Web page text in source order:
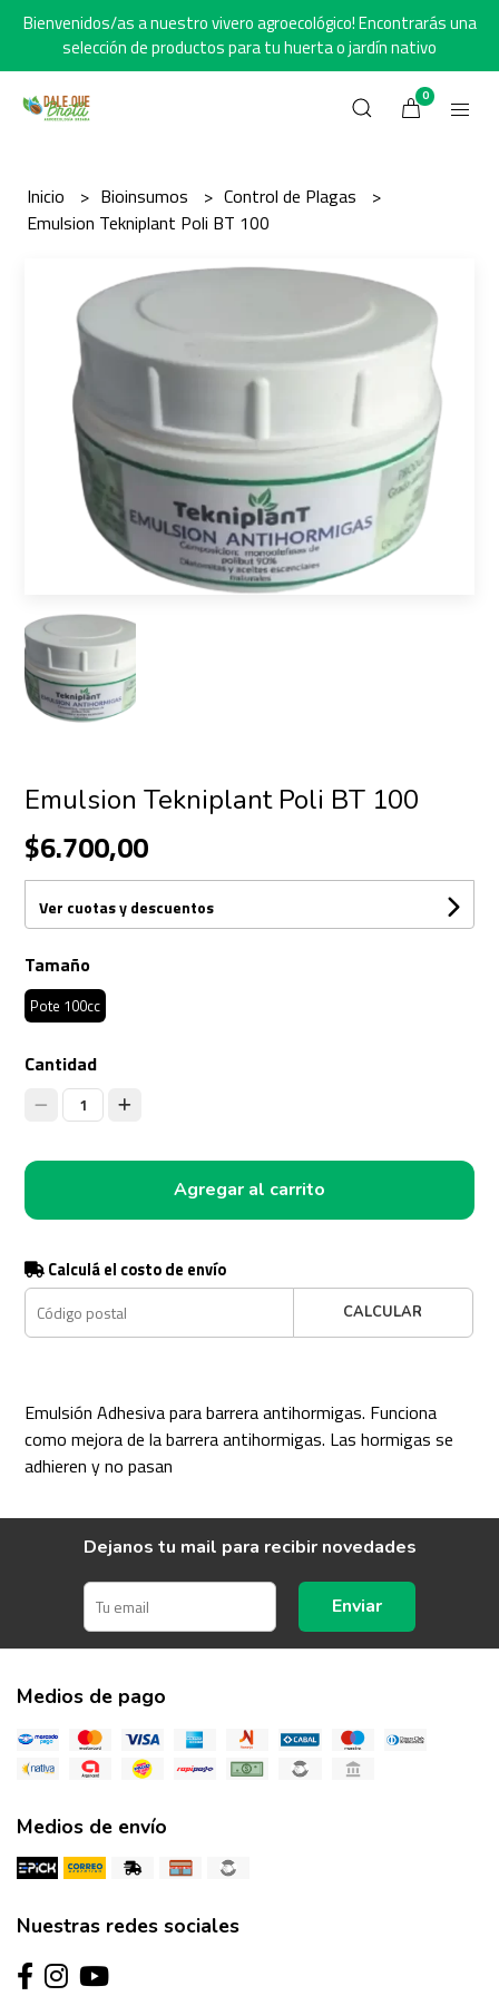
Bienvenidos/as a nuestro vivero agroecológico! Encontrarás una
selección de productos para tu huerta o jardín nativo
0
Inicio Bioinsumos
Control de Plagas
Emulsion Tekniplant Poli BT 100
Emulsion Tekniplant Poli BT 100
$6.700,00
Ver cuotas y descuentos
Tamaño
Pote 100cc
Cantidad
1
Agregar al carrito
Calculá el costo de envío
CALCULAR
Emulsión Adhesiva para barrera antihormigas. Funciona
como mejora de la barrera antihormigas. Las hormigas se
adhieren y no pasan
Dejanos tu mail para recibir novedades
Enviar
Medios de pago
Medios de envío
Nuestras redes sociales